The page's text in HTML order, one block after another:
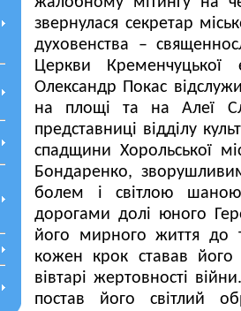
звернулася секретар
духовенства –
Церкви Кременчуцької
Олександр Покас
на площі та на Алеї
представниці відділу
спадщини Хорольської
Бондаренко,
болем і світлою
дорогами долі юного
його мирного життя до
кожен крок ставав
вівтарі жертовності
постав його світлий